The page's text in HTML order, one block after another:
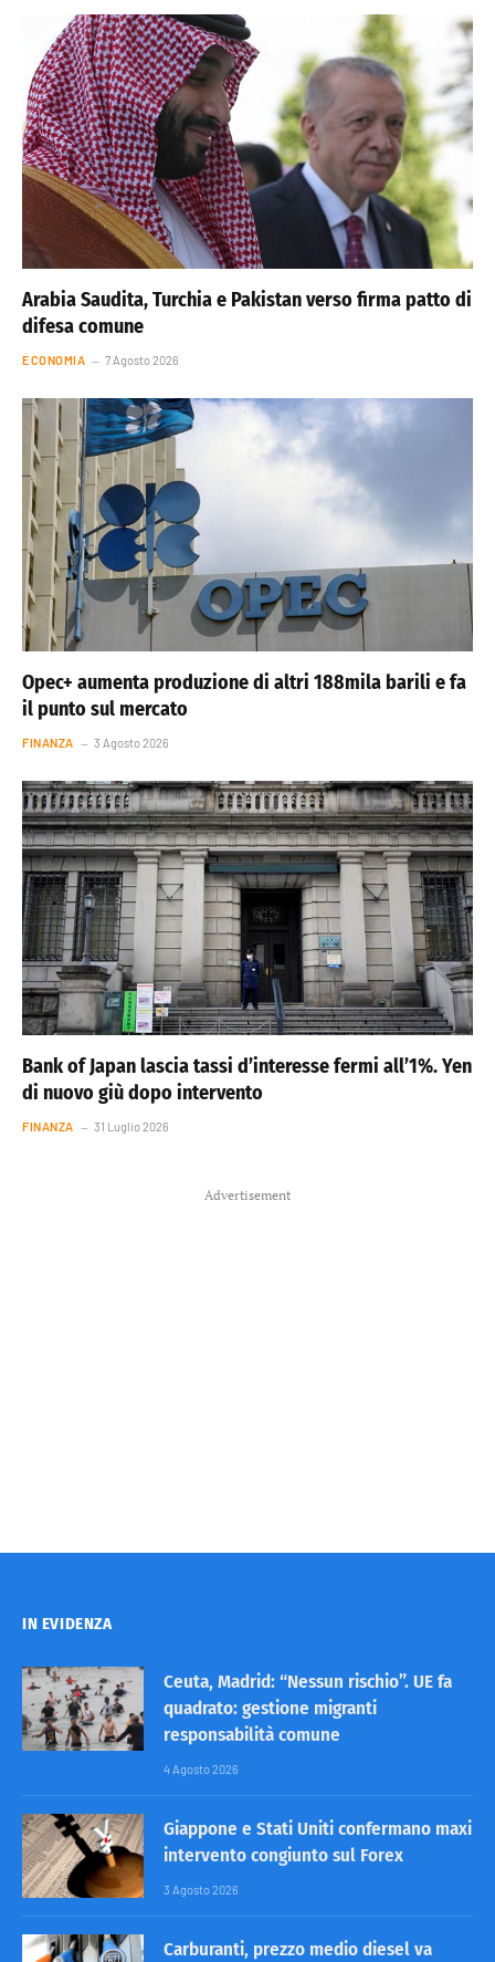
Arabia Saudita, Turchia e Pakistan verso firma patto di
difesa comune
ECONOMIA 7 Agosto 2026
Opec+ aumenta produzione di altri 188mila barili e fa
il punto sul mercato
FINANZA 3 Agosto 2026
Bank of Japan lascia tassi d’interesse fermi all’1%. Yen
di nuovo giù dopo intervento
FINANZA 31 Luglio 2026
Advertisement
IN EVIDENZA
Ceuta, Madrid: “Nessun rischio”. UE fa
quadrato: gestione migranti
responsabilità comune
4 Agosto 2026
Giappone e Stati Uniti confermano maxi
intervento congiunto sul Forex
3 Agosto 2026
Carburanti, prezzo medio diesel va